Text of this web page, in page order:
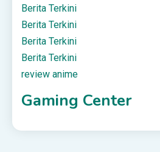
Berita Terkini
Berita Terkini
Berita Terkini
Berita Terkini
review anime
Gaming Center